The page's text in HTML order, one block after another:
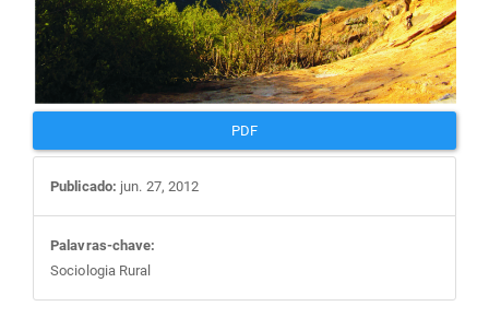
PDF
Publicado: jun. 27, 2012
Palavras-chave:
Sociologia Rural